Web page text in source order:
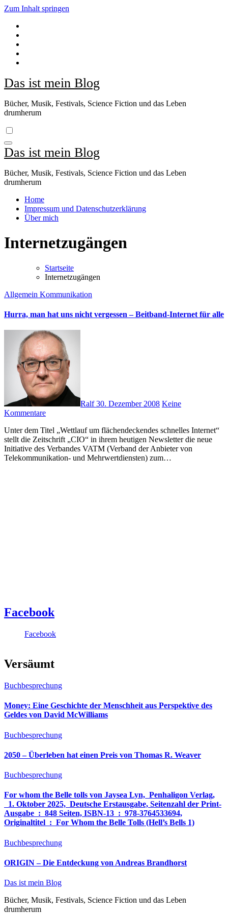
Zum Inhalt springen
Das ist mein Blog
Bücher, Musik, Festivals, Science Fiction und das Leben
drumherum
Das ist mein Blog
Bücher, Musik, Festivals, Science Fiction und das Leben
drumherum
Home
Impressum und Datenschutzerklärung
Über mich
Internetzugängen
Startseite
Internetzugängen
Allgemein Kommunikation
Hurra, man hat uns nicht vergessen – Beitband-Internet für alle
Ralf30. Dezember 2008 Keine
Kommentare
Unter dem Titel „Wettlauf um flächendeckendes schnelles Internet“
stellt die Zeitschrift „CIO“ in ihrem heutigen Newsletter die neue
Initiative des Verbandes VATM (Verband der Anbieter von
Telekommunikation- und Mehrwertdiensten) zum…
Facebook
Facebook
Versäumt
Buchbesprechung
Money: Eine Geschichte der Menschheit aus Perspektive des
Geldes von David McWilliams
Buchbesprechung
2050 – Überleben hat einen Preis von Thomas R. Weaver
Buchbesprechung
For whom the Belle tolls von Jaysea Lyn, ‎ Penhaligon Verlag,
‎ 1. Oktober 2025, ‎ Deutsche Erstausgabe, Seitenzahl der Print-
Ausgabe ‏ : ‎ 848 Seiten, ISBN-13 ‏ : ‎ 978-3764533694,
Originaltitel ‏ : ‎ For Whom the Belle Tolls (Hell’s Bells 1)
Buchbesprechung
ORIGIN – Die Entdeckung von Andreas Brandhorst
Das ist mein Blog
Bücher, Musik, Festivals, Science Fiction und das Leben
drumherum